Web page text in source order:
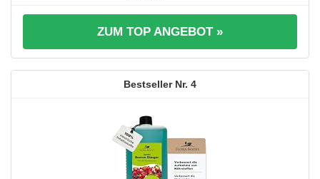
ZUM TOP ANGEBOT »
4